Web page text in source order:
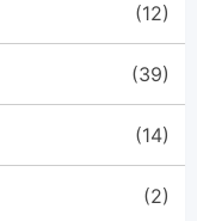
(12)
(39)
(14)
(2)